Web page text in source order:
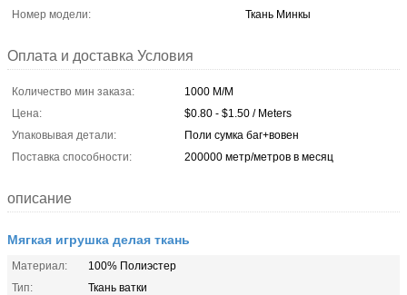
Номер модели:
Ткань Минкы
Оплата и доставка Условия
Количество мин заказа:
1000 М/М
Цена:
$0.80 - $1.50 / Meters
Упаковывая детали:
Поли сумка баг+вовен
Поставка способности:
200000 метр/метров в месяц
описание
Мягкая игрушка делая ткань
Материал:
100% Полиэстер
Тип:
Ткань ватки